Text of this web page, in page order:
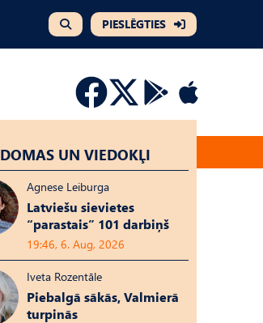
PIESLĒGTIES
DOMAS UN VIEDOKĻI
Agnese Leiburga
Latviešu sievietes
“parastais” 101 darbiņš
19:46, 6. Aug, 2026
Iveta Rozentāle
Piebalgā sākās, Valmierā
turpinās